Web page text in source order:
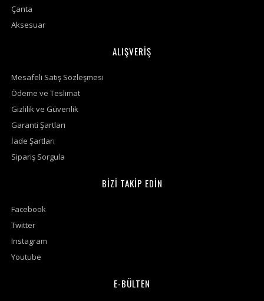
Çanta
Aksesuar
ALIŞVERİŞ
Mesafeli Satış Sözleşmesi
Ödeme ve Teslimat
Gizlilik ve Güvenlik
Garanti Şartları
İade Şartları
Sipariş Sorgula
BİZİ TAKİP EDİN
Facebook
Twitter
Instagram
Youtube
E-BÜLTEN